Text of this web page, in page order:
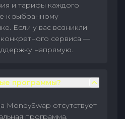
и тарифы каждого
к выбранному
Если у вас возникли
сервиса —
напрямую.
программы?
MoneySwap отсутствует
программа.